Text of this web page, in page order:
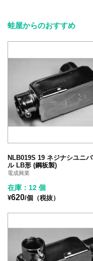
蛙屋からのおすすめ
NLB019S 19 ネジナシユニ
ル LB形 (鋼板製)
電成興業
在庫：12 個
¥620/個（税抜）